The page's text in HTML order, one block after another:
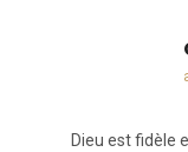
Dieu est fidèle